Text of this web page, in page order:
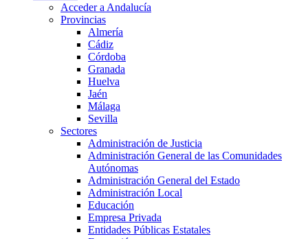
Acceder a Andalucía
Provincias
Almería
Cádiz
Córdoba
Granada
Huelva
Jaén
Málaga
Sevilla
Sectores
Administración de Justicia
Administración General de las Comunidades
Autónomas
Administración General del Estado
Administración Local
Educación
Empresa Privada
Entidades Públicas Estatales